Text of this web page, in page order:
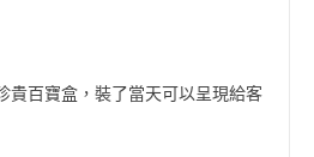
貴百寶盒，裝了當天可以呈現給客